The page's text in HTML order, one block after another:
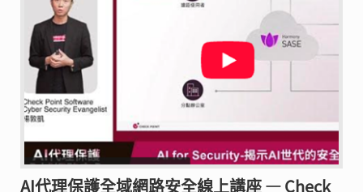
AI代理保護全域網路安全線上講座 — Check